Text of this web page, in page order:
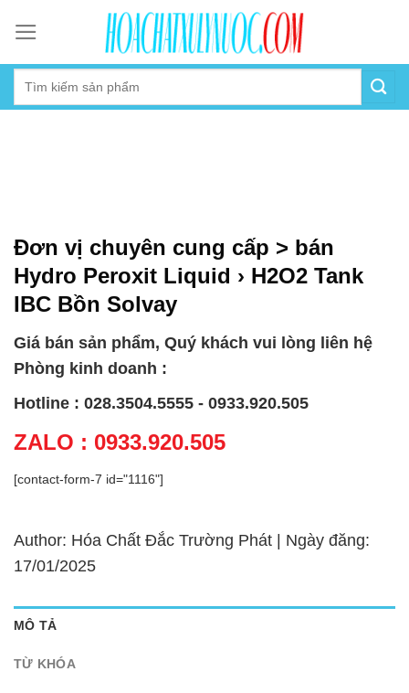
content
Đơn vị chuyên cung cấp > bán
Hydro Peroxit Liquid › H2O2 Tank
IBC Bồn Solvay
Giá bán sản phẩm, Quý khách vui lòng liên hệ
Phòng kinh doanh :
Hotline : 028.3504.5555 - 0933.920.505
ZALO : 0933.920.505
[contact-form-7 id="1116"]
Author: Hóa Chất Đắc Trường Phát | Ngày đăng:
17/01/2025
MÔ TẢ
TỪ KHÓA